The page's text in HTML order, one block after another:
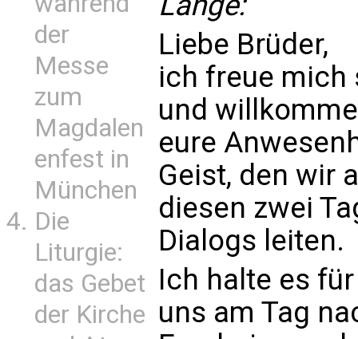
der
Messe
zum
Magdalen
enfest in
München
Die
Liturgie:
das Gebet
der Kirche
Liebe Brüder,
ich freue mich
und
eure
Geist, den wir
diesen zwei
Dialogs leiten.
Ich halte es
uns am Tag